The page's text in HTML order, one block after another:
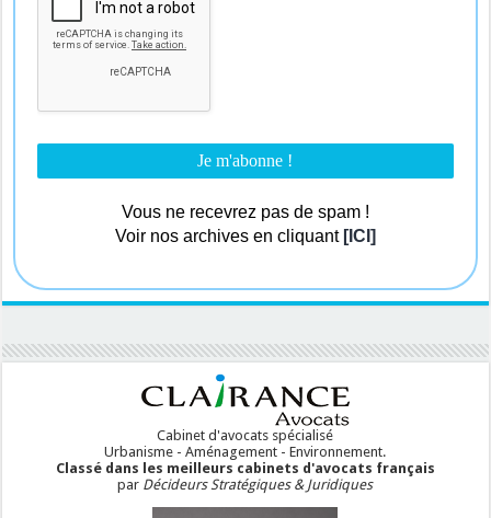
Vous ne recevrez pas de spam !
Voir nos archives en cliquant [ICI]
Cabinet d'avocats spécialisé
Urbanisme - Aménagement - Environnement.
Classé dans les meilleurs cabinets d'avocats français
par Décideurs Stratégiques & Juridiques